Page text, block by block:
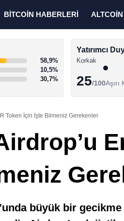
BİTCOİN HABERLERİ
58,9%
10,5%
30,7%
Yatırımcı
Korkak
25/100Aşırı
Token İçin İşte Bilmeniz Gerekenler
büyük bir